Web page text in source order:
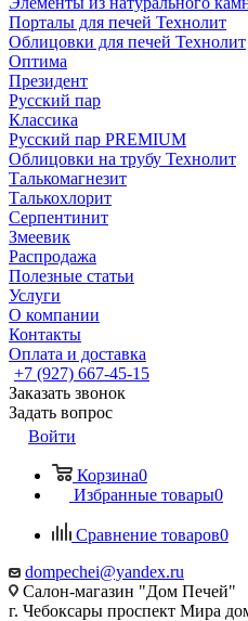
Порталы для печей Технолит
Облицовки для печей Технолит
Оптима
Президент
Русский пар
Классика
Русский пар PREMIUM
Облицовки на трубу Технолит
Талькомагнезит
Талькохлорит
Серпентинит
Змеевик
Распродажа
Полезные статьи
Услуги
О компании
Контакты
Оплата и доставка
+7 (927) 667-45-15
Заказать звонок
Задать вопрос
Войти
Корзина0
Избранные товары0
Сравнение товаров0
dompechei@yandex.ru
Салон-магазин "Дом Печей"
г. Чебоксары проспект Мира